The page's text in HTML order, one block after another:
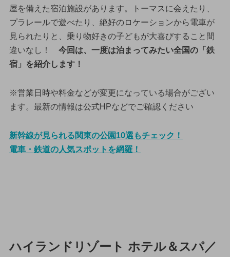
屋を備えた宿泊施設があります。トーマスに会えたり、
プラレールで遊べたり、絶好のロケーションから電車が
見られたりと、乗り物好きの子どもが大喜びすること間
違いなし！ 今回は、一度は泊まってみたい全国の「鉄
宿」を紹介します！
※営業日時や料金などが変更になっている場合がござい
ます。最新の情報は公式HPなどでご確認ください
新幹線が見られる関東の公園10選もチェック！
電車・鉄道の人気スポットを網羅！
ハイランドリゾート ホテル＆スパ／